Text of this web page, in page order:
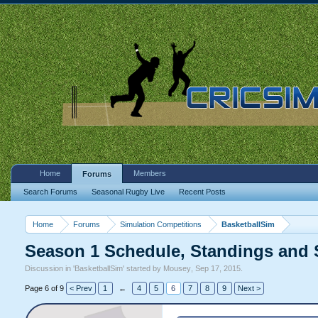
Home Forums Simulation Competitions BasketballSim
Season 1 Schedule, Standings and
Discussion in 'BasketballSim' started by Mousey, Sep 17, 2015.
Page 6 of 9 < Prev 1 ← 4 5 6 7 8 9 Next >
Home Forums
Search Forums Seasonal Rugby Live Recent Posts
Members